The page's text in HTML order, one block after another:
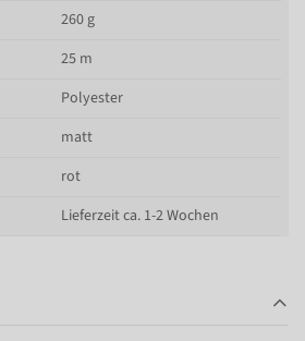
260 g
25 m
Polyester
matt
rot
Lieferzeit ca. 1-2 Wochen